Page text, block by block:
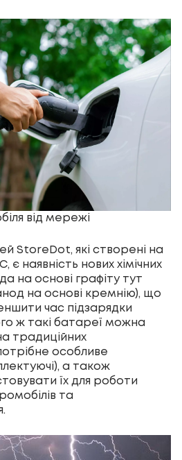
від мережі
StoreDot, які створені на
є наявність нових хімічних
на основі графіту тут
на основі кремнію), що
час підзарядки
ж такі батареї можна
традиційних
особливе
а також
їх для роботи
та